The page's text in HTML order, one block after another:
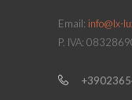
Email: info@lx-
P. IVA: